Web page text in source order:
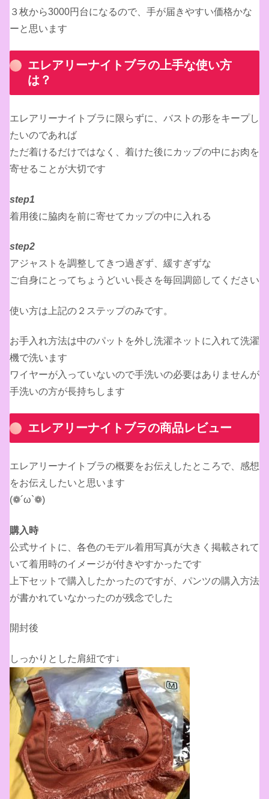
３枚から3000円台になるので、手が届きやすい価格かな
ーと思います
エレアリーナイトブラの上手な使い方
は？
エレアリーナイトブラに限らずに、バストの形をキープし
たいのであれば
ただ着けるだけではなく、着けた後にカップの中にお肉を
寄せることが大切です
step1
着用後に脇肉を前に寄せてカップの中に入れる
step2
アジャストを調整してきつ過ぎず、緩すぎずな
ご自身にとってちょうどいい長さを毎回調節してください
使い方は上記の２ステップのみです。
お手入れ方法は中のパットを外し洗濯ネットに入れて洗濯
機で洗います
ワイヤーが入っていないので手洗いの必要はありませんが
手洗いの方が長持ちします
エレアリーナイトブラの商品レビュー
エレアリーナイトブラの概要をお伝えしたところで、感想
をお伝えしたいと思います
(❁´ω`❁)
購入時
公式サイトに、各色のモデル着用写真が大きく掲載されて
いて着用時のイメージが付きやすかったです
上下セットで購入したかったのですが、パンツの購入方法
が書かれていなかったのが残念でした
開封後
しっかりとした肩紐です↓